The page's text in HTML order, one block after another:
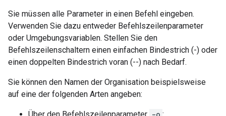
Sie müssen alle Parameter in einen Befehl eingeben.
Verwenden Sie dazu entweder Befehlszeilenparameter
oder Umgebungsvariablen. Stellen Sie den
Befehlszeilenschaltern einen einfachen Bindestrich (-) oder
einen doppelten Bindestrich voran (--) nach Bedarf.
Sie können den Namen der Organisation beispielsweise
auf eine der folgenden Arten angeben: